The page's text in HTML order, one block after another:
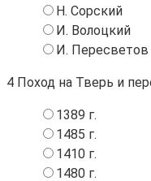
Н. Сорский
И. Волоцкий
И. Пересветов
4 Поход на Тверь и
1389 г.
1485 г.
1410 г.
1480 г.